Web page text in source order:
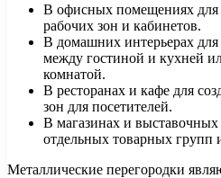
В офисных помещениях для
рабочих зон и кабинетов.
В домашних интерьерах для
между гостиной и кухней
комнатой.
В ресторанах и кафе для
зон для посетителей.
В магазинах и выставочных
отдельных товарных групп
Металлические перегородки